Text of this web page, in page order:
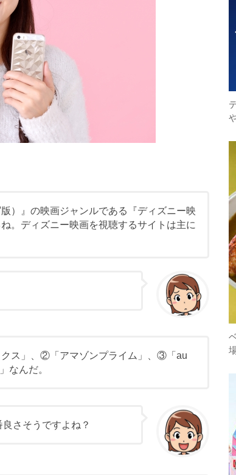
）』の映画ジャンルである『ディズニー映
。ディズニー映画を視聴するサイトは主に
ス」、②「アマゾンプライム」、③「au
なんだ。
さそうですよね？